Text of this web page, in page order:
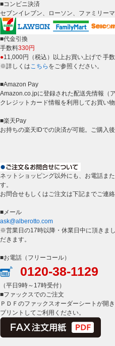
■コンビニ決済
セブンイレブン、ローソン、ファミリー
■代金引換
手数料330円
●11,000円（税込）以上お買い上げで 手数
※詳しくはこちら をご参照ください。
■Amazon Pay
Amazon.co.jpに登録された配送先情報（
クレジットカード情報を利用してお買い物
■楽天Pay
お持ちの楽天IDでの決済が可能。ご購入
ネットショッピング以外にも、お電話ま
す。
お問合せもしくはご注文は下記までご連絡
■メール
ask@alberotto.com
※営業日の17時以降・休業日中に頂きま
だきます。
■お電話（フリーコール）
0120-38-1129
（平日9時～17時受付）
■ファックスでのご注文
ＰＤＦのファックスオーダーシートが開き
プリントしてご利用ください。